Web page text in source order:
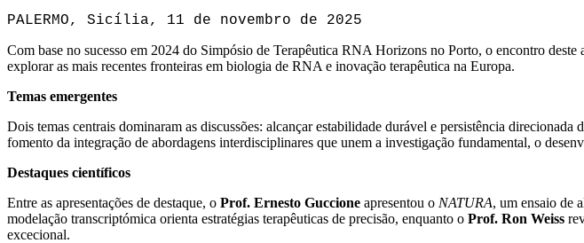
PALERMO, Sicília, 11 de novembro de 2025
Com base no sucesso em 2024 do Simpósio de Terapêutica RNA Horizons no Porto, o encontro
explorar as mais recentes fronteiras em biologia de RNA e inovação terapêutica na Europa.
Temas emergentes
Dois temas centrais dominaram as discussões: alcançar estabilidade durável e persistência
fomento da integração de abordagens interdisciplinares que unem a investigação fundamental, o
Destaques científicos
Entre as apresentações de destaque, o Prof. Ernesto Guccione apresentou o NATURA, um ensaio de
modelação transcriptómica orienta estratégias terapêuticas de precisão, enquanto o Prof. Ron Weiss
excecional.